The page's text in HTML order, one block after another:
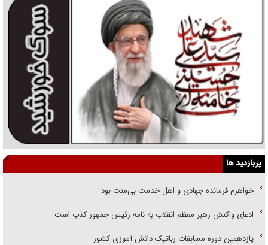
پربازدید ها
خواهرم فرمانده جهادی و اهل خدمت بی‌منت بود
ادعای واکنش رهبر معظم انقلاب به نامه رئیس جمهور کذب است
یازدهمین دوره مسابقات رباتیک دانش آموزی کشور